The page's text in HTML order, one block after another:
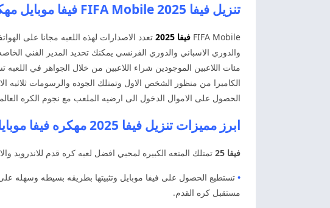
تنزيل فيفا 2025 FIFA Mobile فيفا موبايل مهكره اخر اصدار
FIFA Mobile فيفا 2025
تعدد الاصدارات لهذه اللعبه مجانا على
والدوري الاسباني والدوري الفرنسي يمكنك تحديد المدير الفني
مئات اللاعبين الموجودين شراء اللاعبين من خلال الجواهر في اللعبه
الكاميرا من منظور الشخص الاول وتمتلك الجوده والرسومات ثلاثيه
الحصول على الاموال الدخول الى ارضيه الملعب مع نجوم الكره العالميين والاستفاده
ابرز مميزات تنزيل فيفا 2025 مهكره فيفا موبايل MOBILE 25
فيفا 25 تمتلك المتعه الكبيره لمحبي افضل لعبه كره قدم للاندرويد
• تستطيع الحصول على فيفا موبايل وتثبيتها بطريقه بسيطه وسهله
مستقبل كره القدم.